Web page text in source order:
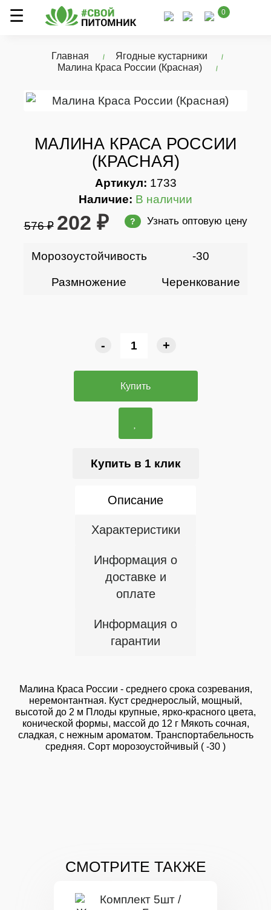
0
Главная
Ягодные кустарники
Малина Краса России (Красная)
МАЛИНА КРАСА РОССИИ
(КРАСНАЯ)
Артикул: 1733
Наличие: В наличии
576 ₽ 202 ₽ ? Узнать оптовую цену
Морозоустойчивость -30
Размножение Черенкование
- +
Купить
Купить в 1 клик
Описание
Характеристики
Информация о
доставке и
оплате
Информация о
гарантии
Малина Краса России - среднего срока созревания,
неремонтантная. Куст среднерослый, мощный,
высотой до 2 м Плоды крупные, ярко-красного цвета,
конической формы, массой до 12 г Мякоть сочная,
сладкая, с нежным ароматом. Транспортабельность
средняя. Сорт морозоустойчивый ( -30 )
СМОТРИТЕ ТАКЖЕ